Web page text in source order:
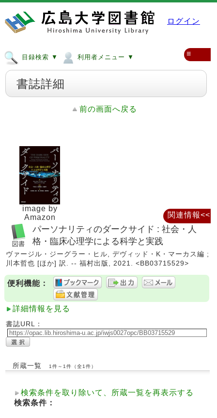
ログイン
目録検索 ▼ 利用者メニュー ▼ ≡
書誌詳細
前の画面へ戻る
image by
Amazon
パーソナリティのダークサイド : 社会・人
格・臨床心理学による科学と実践
ヴァージル・ジーグラー・ヒル, デヴィッド・K・マーカス編 ;
川本哲也 [ほか] 訳. -- 福村出版, 2021. <BB03715529>
便利機能：
詳細情報を見る
書誌URL：
所蔵一覧 1件～1件（全1件）
検索条件を取り除いて、所蔵一覧を再表示する
検索条件：
関連情報<<